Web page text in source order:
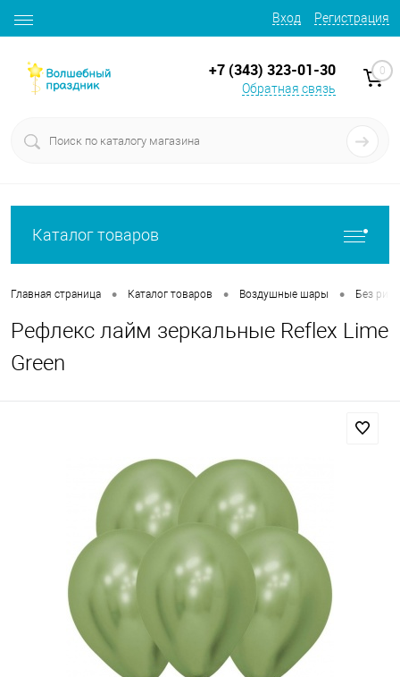
Вход Регистрация
+7 (343) 323-01-30
Обратная связь
0
Каталог товаров
Главная страница • Каталог товаров • Воздушные шары • Без
Рефлекс лайм зеркальные Reflex Lime
Green